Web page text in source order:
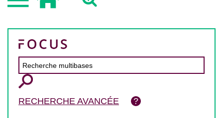
RECHERCHE AVANCÉE